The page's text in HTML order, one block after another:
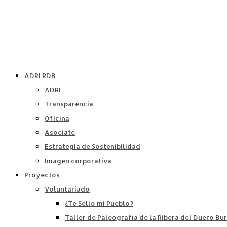
ADRI RDB
ADRI
Transparencia
Oficina
Asóciate
Estrategia de Sostenibilidad
Imagen corporativa
Proyectos
Voluntariado
¿Te Sello mi Pueblo?
Taller de Paleografía de la Ribera del Duero